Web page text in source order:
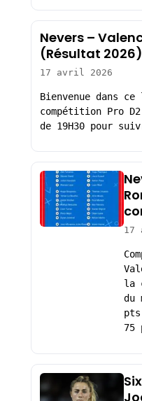
Nevers –
(Résultat 2026)
17 avril 2026
Bienvenue dans
compétition Pro
de 19H30 pour
17
la
du
75